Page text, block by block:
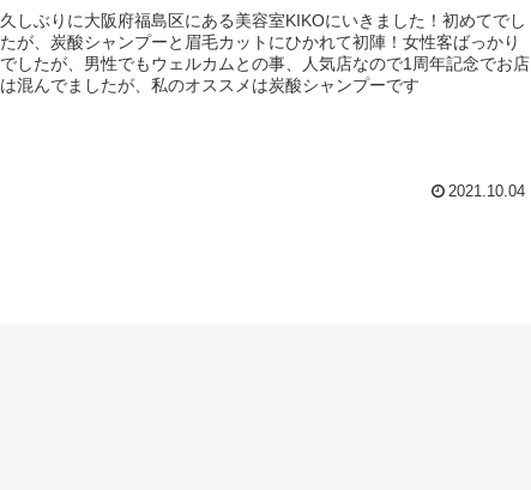
久しぶりに大阪府福島区にある美容室KIKOにいきました！初めてでし
たが、炭酸シャンプーと眉毛カットにひかれて初陣！女性客ばっかり
でしたが、男性でもウェルカムとの事、人気店なので1周年記念でお店
は混んでましたが、私のオススメは炭酸シャンプーです
2021.10.04